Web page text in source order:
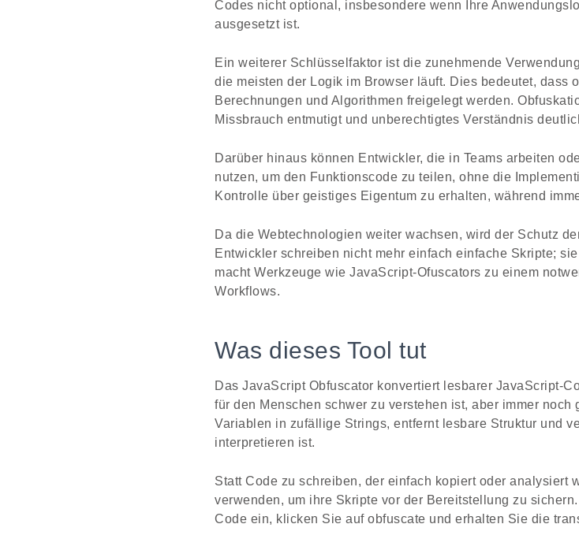
Codes nicht optional, insbesondere wenn Ihre
ausgesetzt ist.
Ein weiterer Schlüsselfaktor ist die zunehmende
die meisten der Logik im Browser läuft. Dies bedeutet, dass
Berechnungen und Algorithmen freigelegt werden.
Missbrauch entmutigt und unberechtigtes Verständnis
Darüber hinaus können Entwickler, die in Teams arbeiten
nutzen, um den Funktionscode zu teilen, ohne die
Kontrolle über geistiges Eigentum zu erhalten, während
Da die Webtechnologien weiter wachsen, wird der Schutz
Entwickler schreiben nicht mehr einfach einfache Skripte;
macht Werkzeuge wie JavaScript-Ofuscators zu einem
Workflows.
Was dieses Tool tut
Das JavaScript Obfuscator konvertiert lesbarer JavaScript-
für den Menschen schwer zu verstehen ist, aber immer
Variablen in zufällige Strings, entfernt lesbare Struktur und
interpretieren ist.
Statt Code zu schreiben, der einfach kopiert oder analysiert
verwenden, um ihre Skripte vor der Bereitstellung zu
Code ein, klicken Sie auf obfuscate und erhalten Sie die